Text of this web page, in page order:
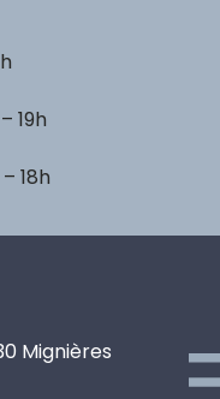
19h
18h
Mignières